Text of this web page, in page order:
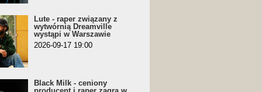
Lute - raper związany z
wytwórnią Dreamville
wystąpi w Warszawie
2026-09-17 19:00
Black Milk - ceniony